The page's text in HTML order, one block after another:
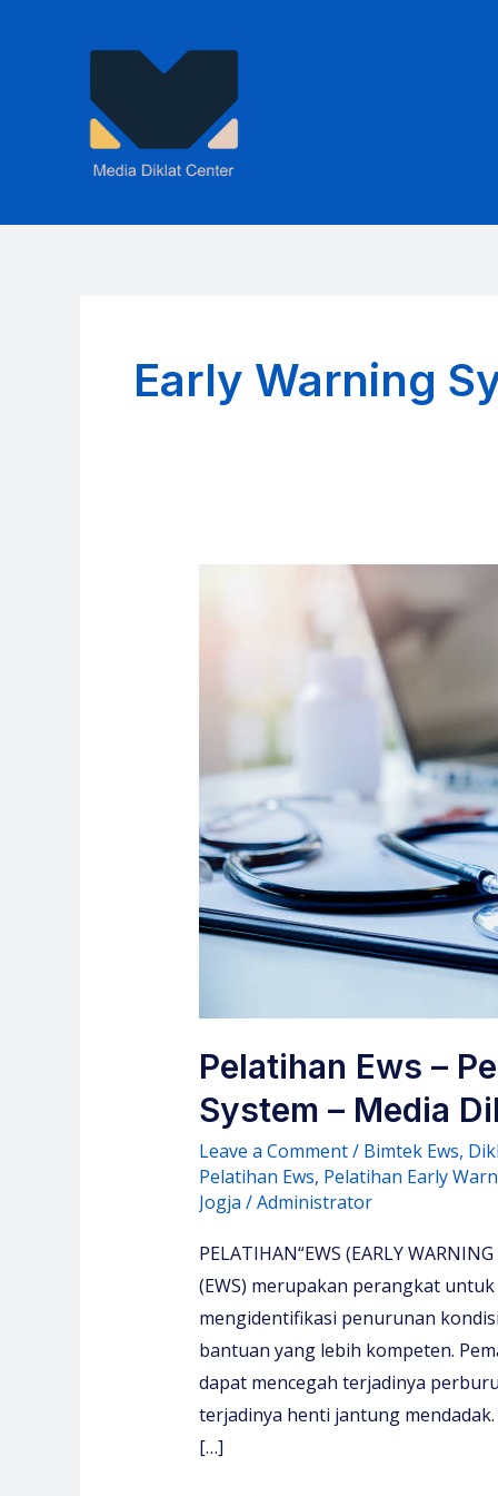
Early Warning
Pelatihan Ews –
System – Media
Leave a Comment/ Bimtek Ews,
Pelatihan Ews, Pelatihan Early
Jogja /Administrator
PELATIHAN“EWS (EARLY
(EWS) merupakan perangkat
mengidentifikasi penurunan
bantuan yang lebih kompeten.
dapat mencegah terjadinya
terjadinya henti jantung
[…]